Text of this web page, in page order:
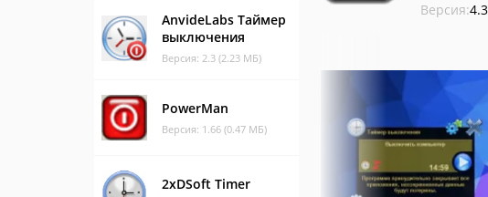
AnvideLabs Таймер
выключения
Версия: 2.3 (2.23 МБ)
PowerMan
Версия: 1.66 (0.47 МБ)
2xDSoft Timer
Версия: